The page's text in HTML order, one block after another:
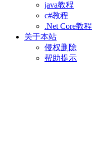
java教程
c#教程
.Net Core教程
关于本站
侵权删除
帮助提示